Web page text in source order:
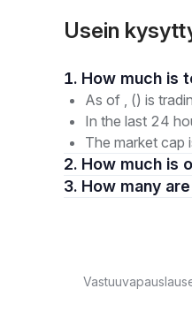
Usein
1.
As of , () is
In the last 24
The market cap
2. How much is
3.